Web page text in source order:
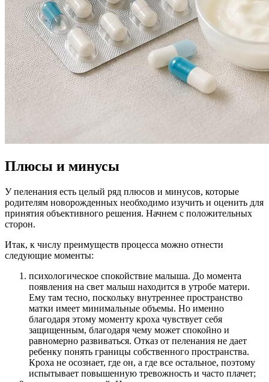
Плюсы и минусы
У пеленания есть целый ряд плюсов и минусов, которые
родителям новорожденных необходимо изучить и оценить для
принятия объективного решения. Начнем с положительных
сторон.
Итак, к числу преимуществ процесса можно отнести
следующие моменты:
психологическое спокойствие малыша. До момента
появления на свет малыш находится в утробе матери.
Ему там тесно, поскольку внутреннее пространство
матки имеет минимальные объемы. Но именно
благодаря этому моменту кроха чувствует себя
защищенным, благодаря чему может спокойно и
равномерно развиваться. Отказ от пеленания не дает
ребенку понять границы собственного пространства.
Кроха не осознает, где он, а где все остальное, поэтому
испытывает повышенную тревожность и часто плачет;